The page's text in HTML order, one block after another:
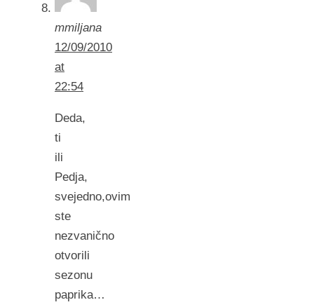
mmiljana
12/09/2010
at
22:54
Deda,
ti
ili
Pedja,
svejedno,ovim
ste
nezvanično
otvorili
sezonu
paprika…